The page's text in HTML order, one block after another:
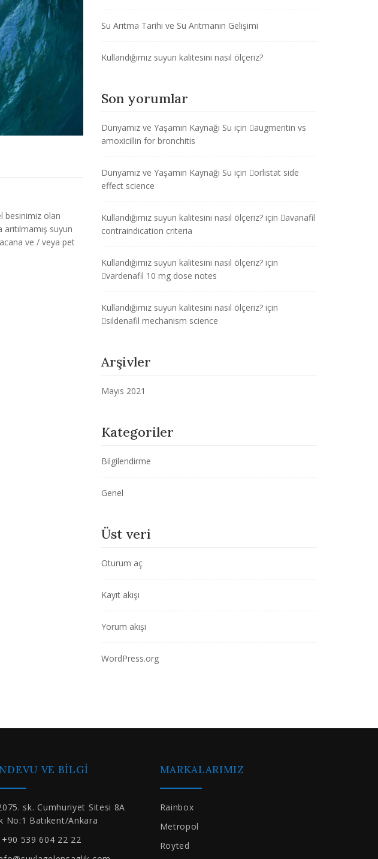
besinimiz olan
suyun
ve / veya pet
Su Arıtma Tarihi ve Su Arıtmanın Gelişimi
Kullandığımız suyun kalitesini nasıl ölçeriz?
Son yorumlar
Dünyamız ve Yaşamın Kaynağı Su için
augmentin vs
amoxicillin for bronchitis
Dünyamız ve Yaşamın Kaynağı Su için
orlistat side
effect science
Kullandığımız suyun kalitesini nasıl ölçeriz? için
avanafil
contraindication criteria
Kullandığımız suyun kalitesini nasıl ölçeriz? için
vardenafil 10 mg dose notes
Kullandığımız suyun kalitesini nasıl ölçeriz? için
sildenafil mechanism science
Arşivler
Mayıs 2021
Kategoriler
Bilgilendirme
Genel
Üst veri
Oturum aç
Kayıt akışı
Yorum akışı
WordPress.org
VE BILGI
sk. Cumhuriyet Sitesi 8A
No:1 Batıkent/Ankara
+90 539 604 22 22
MARKALARIMIZ
Rainbox
Metropol
Royted